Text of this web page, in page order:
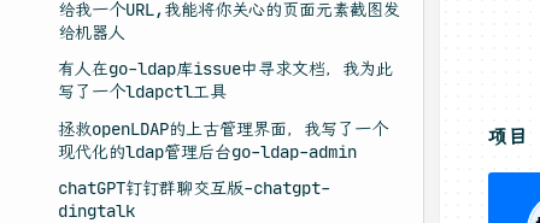
给我一个URL,我能将你关心的页面元素截图发
给机器人
有人在go-ldap库issue中寻求文档，我为此
写了一个ldapctl工具
拯救openLDAP的上古管理界面，我写了一个
现代化的ldap管理后台go-ldap-admin
chatGPT钉钉群聊交互版-chatgpt-
dingtalk
项目